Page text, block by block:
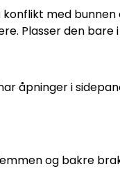
med
Plasser den bare
åpninger i
og bakre